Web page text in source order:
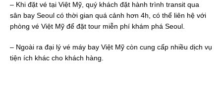
– Khi đặt vé tại Việt Mỹ, quý khách đặt hành trình transit qua
sân bay Seoul có thời gian quá cảnh hơn 4h, có thể liên hệ với
phòng vé Việt Mỹ để đặt tour miễn phí khám phá Seoul.
– Ngoài ra đại lý vé máy bay Việt Mỹ còn cung cấp nhiều dịch vụ
tiện ích khác cho khách hàng.